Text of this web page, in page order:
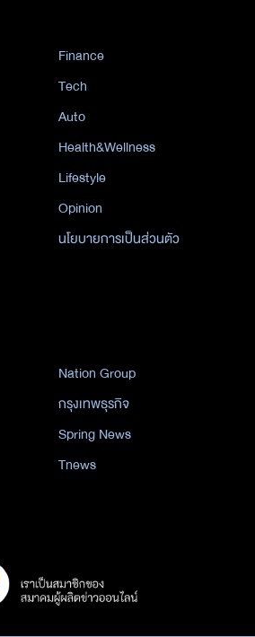
Finance
Tech
Auto
Health&Wellness
Lifestyle
Opinion
นโยบายการเป็นส่วนตัว
Nation Group
กรุงเทพธุรกิจ
Spring News
Tnews